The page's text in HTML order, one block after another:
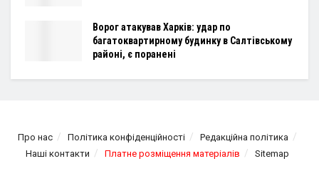
Ворог атакував Харків: удар по
багатоквартирному будинку в Салтівському
районі, є поранені
Про нас Політика конфіденційності
Редакційна політика
Наші контакти
Платне розміщення матеріалів Sitemap